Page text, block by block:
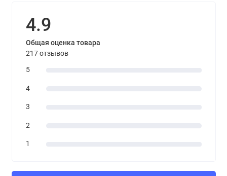
4.9
Общая оценка товара
217 отзывов
5
4
3
2
1